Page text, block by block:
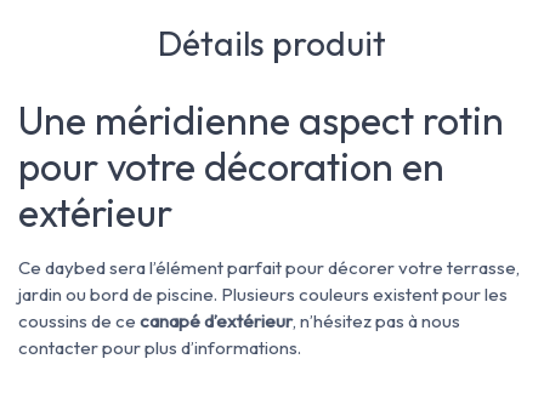
Détails produit
Une méridienne aspect rotin
pour votre décoration en
extérieur
Ce daybed sera l’élément parfait pour décorer votre terrasse,
jardin ou bord de piscine. Plusieurs couleurs existent pour les
coussins de ce canapé d’extérieur, n’hésitez pas à nous
contacter pour plus d’informations.